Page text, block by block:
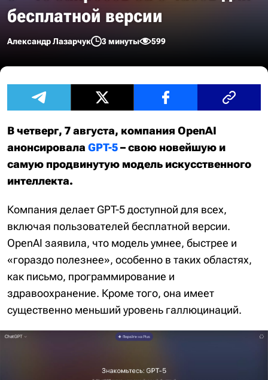
бесплатной версии
Александр Лазарчук 3 минуты 599
В четверг, 7 августа, компания OpenAI
анонсировала GPT-5– свою новейшую и
самую продвинутую модель искусственного
интеллекта.
Компания делает GPT-5 доступной для всех,
включая пользователей бесплатной версии.
OpenAI заявила, что модель умнее, быстрее и
«гораздо полезнее», особенно в таких областях,
как письмо, программирование и
здравоохранение. Кроме того, она имеет
существенно меньший уровень галлюцинаций.